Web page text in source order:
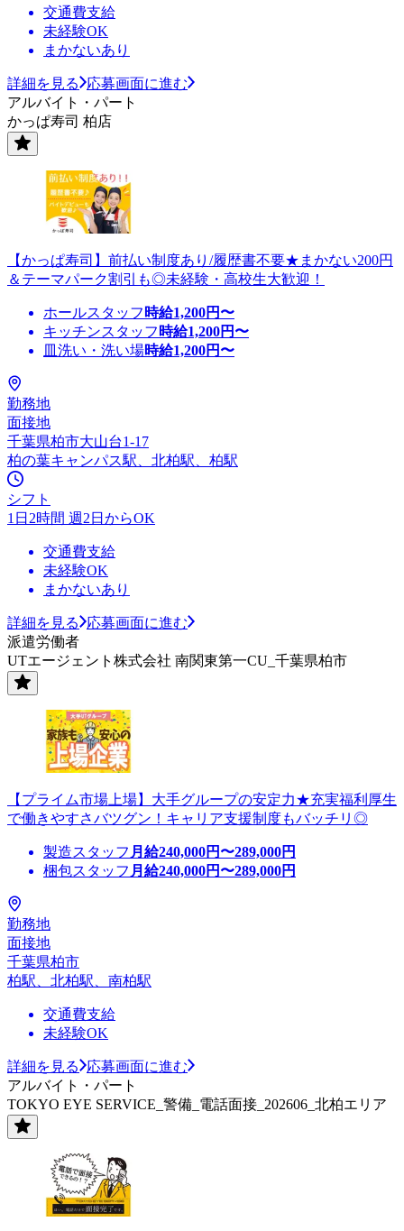
交通費支給
未経験OK
まかないあり
詳細を見る
応募画面に進む
アルバイト・パート
かっぱ寿司 柏店
【かっぱ寿司】前払い制度あり/履歴書不要★まかない200円
＆テーマパーク割引も◎未経験・高校生大歓迎！
ホールスタッフ 時給1,200円〜
キッチンスタッフ 時給1,200円〜
皿洗い・洗い場時給1,200円〜
勤務地
面接地
千葉県柏市大山台1-17
柏の葉キャンパス駅、北柏駅、柏駅
シフト
1日2時間 週2日からOK
交通費支給
未経験OK
まかないあり
詳細を見る
応募画面に進む
派遣労働者
UTエージェント株式会社 南関東第一CU_千葉県柏市
【プライム市場上場】大手グループの安定力★充実福利厚生
で働きやすさバツグン！キャリア支援制度もバッチリ◎
製造スタッフ 月給240,000円〜289,000円
梱包スタッフ 月給240,000円〜289,000円
勤務地
面接地
千葉県柏市
柏駅、北柏駅、南柏駅
交通費支給
未経験OK
詳細を見る
応募画面に進む
アルバイト・パート
TOKYO EYE SERVICE_警備_電話面接_202606_北柏エリア